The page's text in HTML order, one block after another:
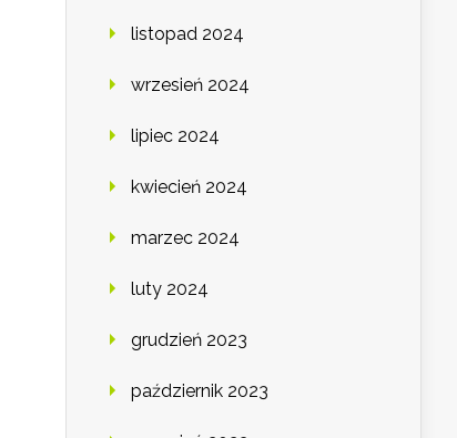
listopad 2024
wrzesień 2024
lipiec 2024
kwiecień 2024
marzec 2024
luty 2024
grudzień 2023
październik 2023